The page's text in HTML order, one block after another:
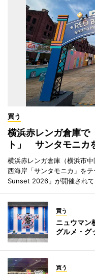
買う
横浜赤レンガ倉庫で
ト」 サンタモニカ
横浜赤レンガ倉庫（横浜市
西海岸「サンタモニカ」を
Sunset 2026」が開催されて
買う
ニュウマ
グルメ・グ
買う